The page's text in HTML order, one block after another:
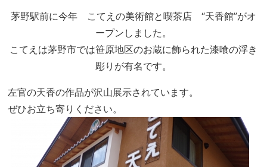
茅野駅前に今年 こてえの美術館と喫茶店 “天香館”がオ
ープンしました。
こてえは茅野市では笹原地区のお蔵に飾られた漆喰の浮き
彫りが有名です。
左官の天香の作品が沢山展示されています。
ぜひお立ち寄りください。